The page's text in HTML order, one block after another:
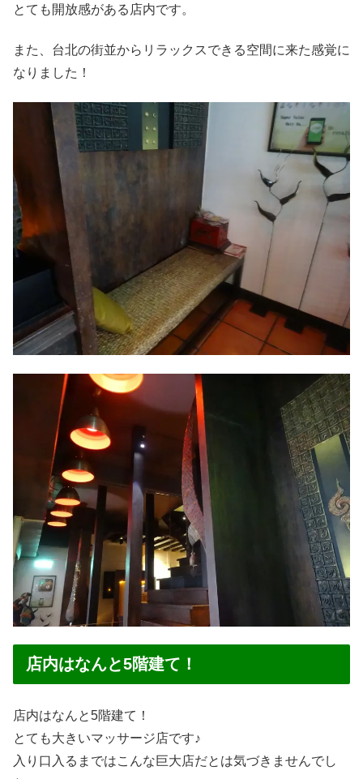
とても開放感がある店内です。
また、台北の街並からリラックスできる空間に来た感覚に
なりました！
店内はなんと5階建て！
店内はなんと5階建て！
とても大きいマッサージ店です♪
入り口入るまではこんな巨大店だとは気づきませんでし